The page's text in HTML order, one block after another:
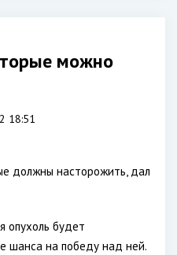
можно
18:51
должны насторожить, дал
опухоль будет
шанса на победу над ней.